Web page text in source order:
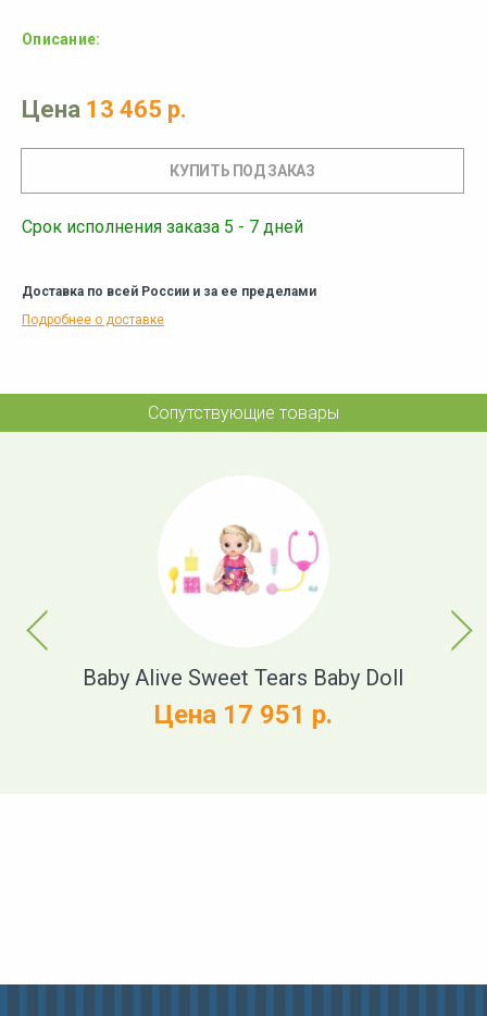
Описание:
Цена 13 465 р.
Срок исполнения заказа 5 - 7 дней
Доставка по всей России и за ее пределами
Подробнее о доставке
Сопутствующие товары
Previous
Baby Alive Sweet Tears Baby Doll
Цена 17 951 р.
Next